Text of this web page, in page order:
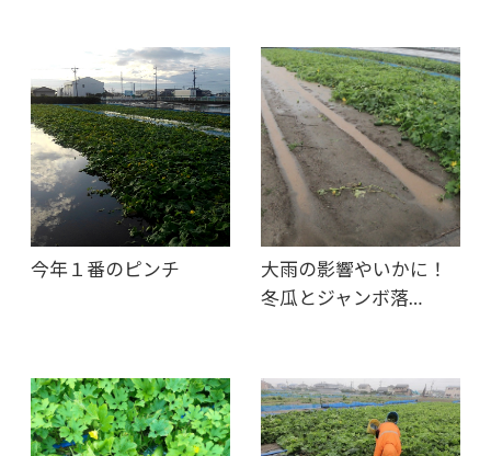
今年１番のピンチ
大雨の影響やいかに！
冬瓜とジャンボ落…